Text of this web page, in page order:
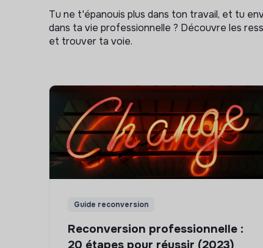
Tu ne t'épanouis plus dans ton travail, et tu
dans ta vie professionnelle ? Découvre les
et trouver ta voie.
Guide reconversion
Reconversion professionnelle :
20 étapes pour réussir (2023)